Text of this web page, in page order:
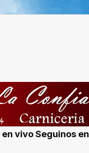
en vivoSeguinos en